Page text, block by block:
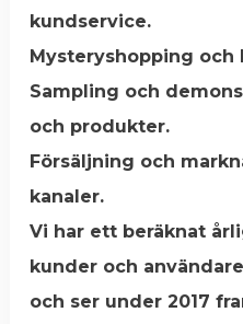
kundservice.
Mysteryshopping
Sampling och
och produkter.
Försäljning och
kanaler.
Vi har ett beräknat
kunder och
och ser under 2017